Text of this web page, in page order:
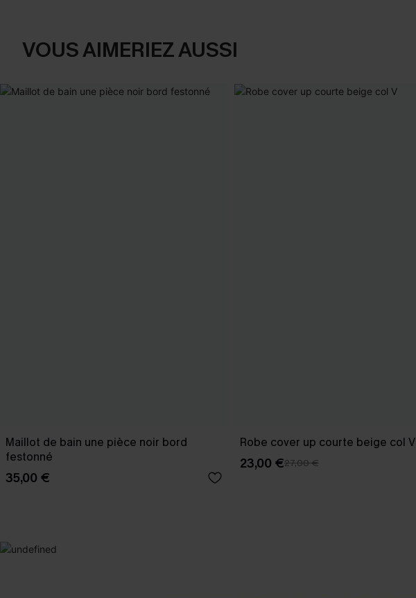
VOUS AIMERIEZ AUSSI
Maillot de bain une pièce noir bord
festonné
35,00 €
Robe cover up courte beige col V
23,00 €27,00 €